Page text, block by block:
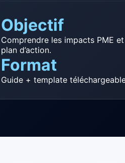
Objectif
Comprendre les impacts PME
plan d’action.
Format
Guide + template